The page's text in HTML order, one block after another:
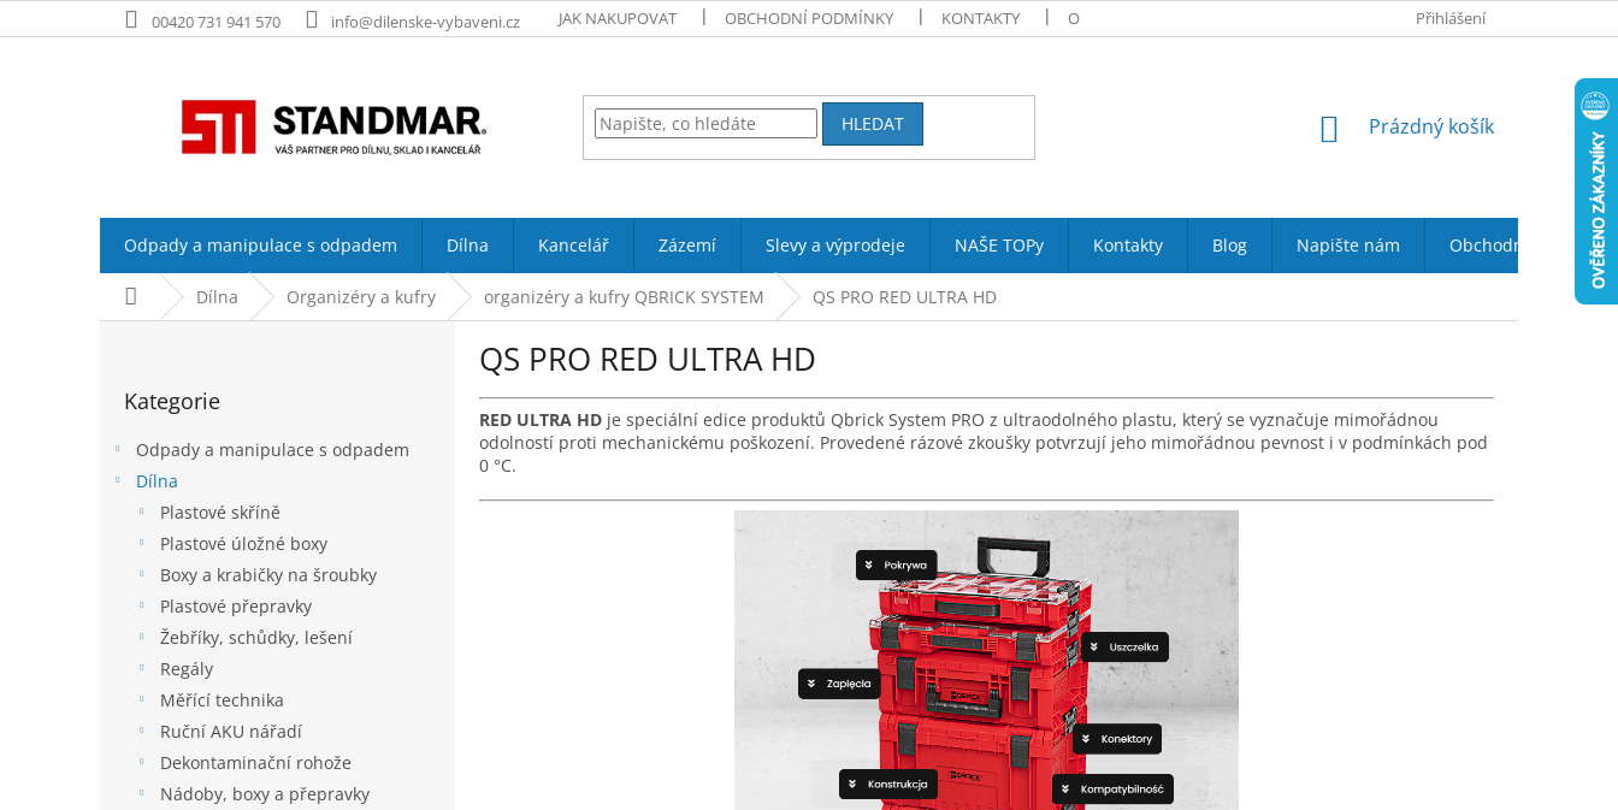
na
00420 731 941 570 info@dilenske-vybaveni.cz JAK NAKUPOVAT OBCHODNÍ PODMÍNKY KONTAKTY O NÁS DOPRAVA A PLATBA
Přihlášení
HLEDAT
NÁKUPNÍ
Prázdný košík
Odpady a manipulace s odpadem Dílna Kancelář Zázemí Slevy a výprodeje NAŠE TOPy Kontakty Blog Napište nám Obchodní podmínky
Domů Dílna Organizéry a kufry organizéry a kufry QBRICK SYSTEM QS PRO RED ULTRA HD
kategorie
Kategorie
Odpady a manipulace s odpadem
Dílna
Plastové skříně
Plastové úložné boxy
Boxy a krabičky na šroubky
Plastové přepravky
Žebříky, schůdky, lešení
Regály
Měřící technika
Ruční AKU nářadí
Dekontaminační rohože
Nádoby, boxy a přepravky
QS PRO RED ULTRA HD
RED ULTRA HD je speciální edice produktů Qbrick System PRO z ultraodolného plastu, který se vyznačuje mimořádnou
odolností proti mechanickému poškození. Provedené rázové zkoušky potvrzují jeho mimořádnou pevnost i v podmínkách pod
0 °C.